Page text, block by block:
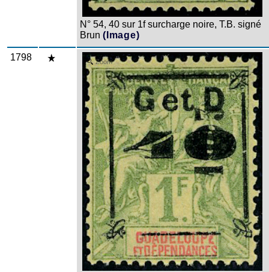
N° 54, 40 sur 1f surcharge noire, T.B. signé
Brun (Image)
1798 Zoom